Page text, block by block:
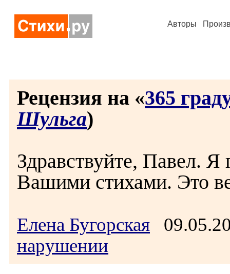
Авторы
Рецензия на «365
Шульга)
Здравствуйте, Павел. Я
Вашими стихами. Это
Елена Бугорская
нарушении